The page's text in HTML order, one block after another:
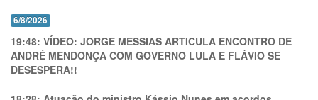
6/8/2026
19:48: VÍDEO: JORGE MESSIAS ARTICULA ENCONTRO DE
ANDRÉ MENDONÇA COM GOVERNO LULA E FLÁVIO SE
DESESPERA!!